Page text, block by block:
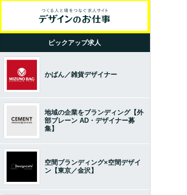
ピックアップ求人
かばん／雑貨デザイナー
地域の企業をブランディング【外
部ブレーン AD・デザイナー募
集】
空間ブランディング×空間デザイ
ン【東京／金沢】